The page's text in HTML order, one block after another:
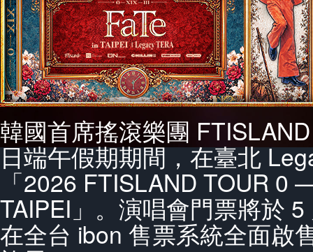
韓國首席搖滾樂團
日端午假期期間，在臺北
「2026 FTISLAND TOUR 0
TAIPEI」。演唱會門票將於
在全台 ibon 售票系統全面啟